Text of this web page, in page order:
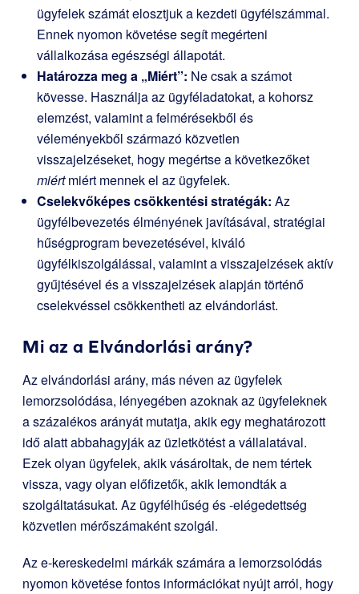
ügyfelek számát elosztjuk a kezdeti ügyfélszámmal.
Ennek nyomon követése segít megérteni
vállalkozása egészségi állapotát.
Határozza meg a „Miért”: Ne csak a számot
kövesse. Használja az ügyféladatokat, a kohorsz
elemzést, valamint a felmérésekből és
véleményekből származó közvetlen
visszajelzéseket, hogy megértse a következőket
miértmiért mennek el az ügyfelek.
Cselekvőképes csökkentési stratégák: Az
ügyfélbevezetés élményének javításával, stratégiai
hűségprogram bevezetésével, kiváló
ügyfélkiszolgálással, valamint a visszajelzések aktív
gyűjtésével és a visszajelzések alapján történő
cselekvéssel csökkentheti az elvándorlást.
Mi az a Elvándorlási arány?
Az elvándorlási arány, más néven az ügyfelek
lemorzsolódása, lényegében azoknak az ügyfeleknek
a százalékos arányát mutatja, akik egy meghatározott
idő alatt abbahagyják az üzletkötést a vállalatával.
Ezek olyan ügyfelek, akik vásároltak, de nem tértek
vissza, vagy olyan előfizetők, akik lemondták a
szolgáltatásukat. Az ügyfélhűség és -elégedettség
közvetlen mérőszámaként szolgál.
Az e-kereskedelmi márkák számára a lemorzsolódás
nyomon követése fontos információkat nyújt arról, hogy